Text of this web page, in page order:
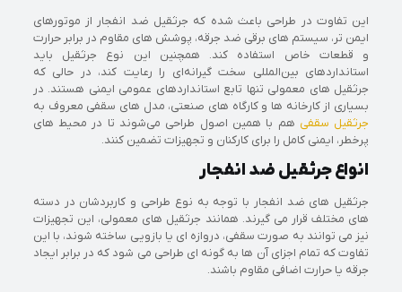
این تفاوت در طراحی باعث شده که جرثقیل ضد انفجار از موتورهای
ایمن‌ تر، سیستم‌ های برقی ضد جرقه، پوشش‌ های مقاوم در برابر حرارت
و قطعات خاص استفاده کند. همچنین این نوع جرثقیل باید
استانداردهای بین‌المللی سخت‌ گیرانه‌ای را رعایت کند، در حالی که
جرثقیل‌ های معمولی تنها تابع استانداردهای عمومی ایمنی هستند. در
بسیاری از کارخانه‌ ها و کارگاه‌ های صنعتی، مدل‌ های سقفی معروف به
جرثقیل سقفی هم با همین اصول طراحی می‌شوند تا در محیط‌ های
پرخطر، ایمنی کامل را برای کارکنان و تجهیزات تضمین کنند.
انواع جرثقیل ضد انفجار
جرثقیل های ضد انفجار با توجه به نوع طراحی و کاربردشان در دسته
های مختلف قرار می گیرند. همانند جرثقیل های معمولی، این تجهیزات
نیز می توانند به صورت سقفی، دروازه ای یا بازویی ساخته شوند، با این
تفاوت که تمام اجزای آن ها به گونه ای طراحی می شود که در برابر ایجاد
جرقه یا حرارت اضافی مقاوم باشند.